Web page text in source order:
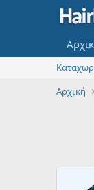
Αρχική